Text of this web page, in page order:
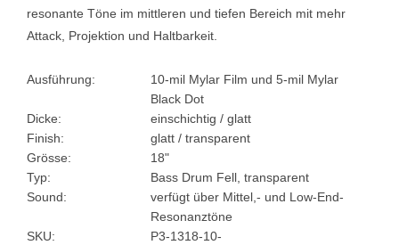
resonante Töne im mittleren und tiefen Bereich mit mehr
Attack, Projektion und Haltbarkeit.
Ausführung:
10-mil Mylar Film und 5-mil Mylar
Black Dot
Dicke:
einschichtig / glatt
Finish:
glatt / transparent
Grösse:
18"
Typ:
Bass Drum Fell, transparent
Sound:
verfügt über Mittel,- und Low-End-
Resonanztöne
SKU:
P3-1318-10-